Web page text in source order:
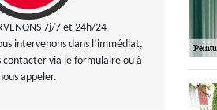
7j/7 et 24h/24
intervenons dans l’immédiat,
contacter via le formulaire ou à
appeler.